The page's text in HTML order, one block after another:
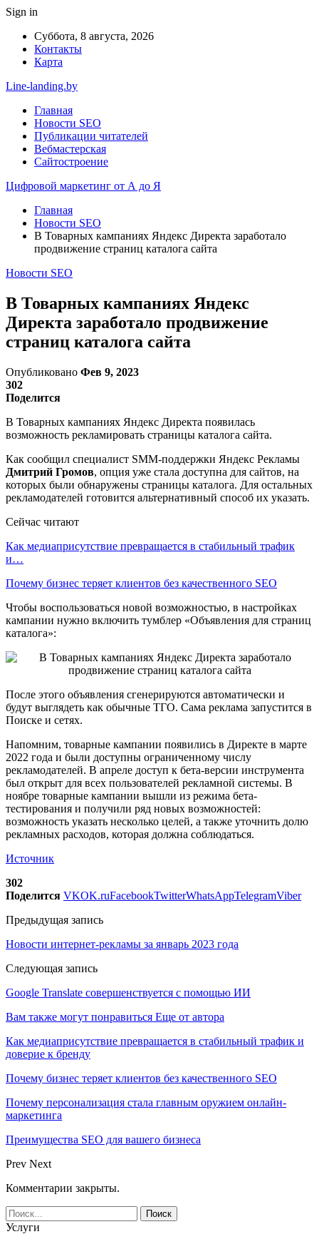
Sign in
Суббота, 8 августа, 2026
Контакты
Карта
Line-landing.by
Главная
Новости SEO
Публикации читателей
Вебмастерская
Сайтостроение
Цифровой маркетинг от А до Я
Главная
Новости SEO
В Товарных кампаниях Яндекс Директа заработало
продвижение страниц каталога сайта
Новости SEO
В Товарных кампаниях Яндекс
Директа заработало продвижение
страниц каталога сайта
Опубликовано Фев 9, 2023
302
Поделится
В Товарных кампаниях Яндекс Директа появилась
возможность рекламировать страницы каталога сайта.
Как сообщил специалист SMM-поддержки Яндекс Рекламы
Дмитрий Громов, опция уже стала доступна для сайтов, на
которых были обнаружены страницы каталога. Для остальных
рекламодателей готовится альтернативный способ их указать.
Сейчас читают
Как медиаприсутствие превращается в стабильный трафик
и…
Почему бизнес теряет клиентов без качественного SEO
Чтобы воспользоваться новой возможностью, в настройках
кампании нужно включить тумблер «Объявления для страниц
каталога»:
После этого объявления сгенерируются автоматически и
будут выглядеть как обычные ТГО. Сама реклама запустится в
Поиске и сетях.
Напомним, товарные кампании появились в Директе в марте
2022 года и были доступны ограниченному числу
рекламодателей. В апреле доступ к бета-версии инструмента
был открыт для всех пользователей рекламной системы. В
ноябре товарные кампании вышли из режима бета-
тестирования и получили ряд новых возможностей:
возможность указать несколько целей, а также уточнить долю
рекламных расходов, которая должна соблюдаться.
Источник
302
Поделится VKOK.ruFacebookTwitterWhatsAppTelegramViber
Предыдущая запись
Новости интернет-рекламы за январь 2023 года
Следующая запись
Google Translate совершенствуется с помощью ИИ
Вам также могут понравиться Еще от автора
Как медиаприсутствие превращается в стабильный трафик и
доверие к бренду
Почему бизнес теряет клиентов без качественного SEO
Почему персонализация стала главным оружием онлайн-
маркетинга
Преимущества SEO для вашего бизнеса
Prev Next
Комментарии закрыты.
Услуги